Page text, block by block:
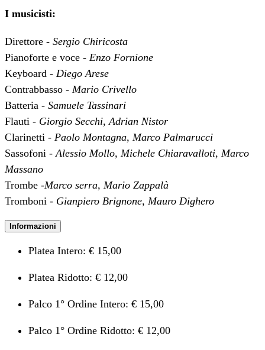
I musicisti:
Direttore - Sergio Chiricosta
Pianoforte e voce - Enzo Fornione
Keyboard - Diego Arese
Contrabbasso - Mario Crivello
Batteria - Samuele Tassinari
Flauti - Giorgio Secchi, Adrian Nistor
Clarinetti - Paolo Montagna, Marco Palmarucci
Sassofoni - Alessio Mollo, Michele Chiaravalloti, Marco
Massano
Trombe -Marco serra, Mario Zappalà
Tromboni - Gianpiero Brignone, Mauro Dighero
Informazioni
Platea Intero: € 15,00
Platea Ridotto: € 12,00
Palco 1° Ordine Intero: € 15,00
Palco 1° Ordine Ridotto: € 12,00